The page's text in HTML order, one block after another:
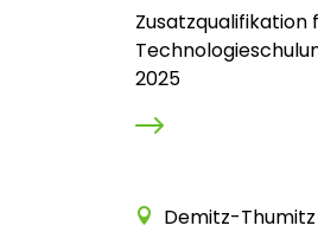
Zusatzqualifikation
2025
Demitz-Thumitz